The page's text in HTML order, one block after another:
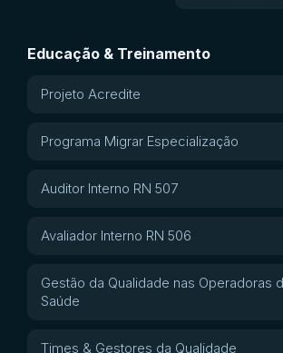
Educação & Treinamento
Projeto Acredite
Programa Migrar Especialização
Auditor Interno RN 507
Avaliador Interno RN 506
Gestão da Qualidade nas Operadoras
Saúde
Times & Gestores da Qualidade